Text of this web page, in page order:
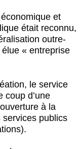
et
était reconnu,
outre-
« entreprise
le service
coup d’une
à la
publics